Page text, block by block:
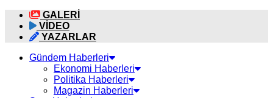
GALERİ
VİDEO
YAZARLAR
Gündem Haberleri
Ekonomi Haberleri
Politika Haberleri
Magazin Haberleri